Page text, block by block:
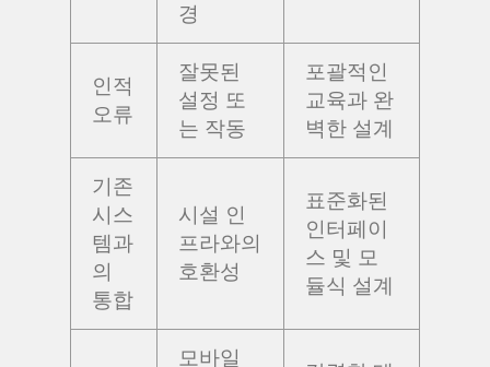
경
인적
오류
잘못된
설정 또
는 작동
포괄적인
교육과 완
벽한 설계
기존
시스
템과
의
통합
시설 인
프라와의
호환성
표준화된
인터페이
스 및 모
듈식 설계
모바일